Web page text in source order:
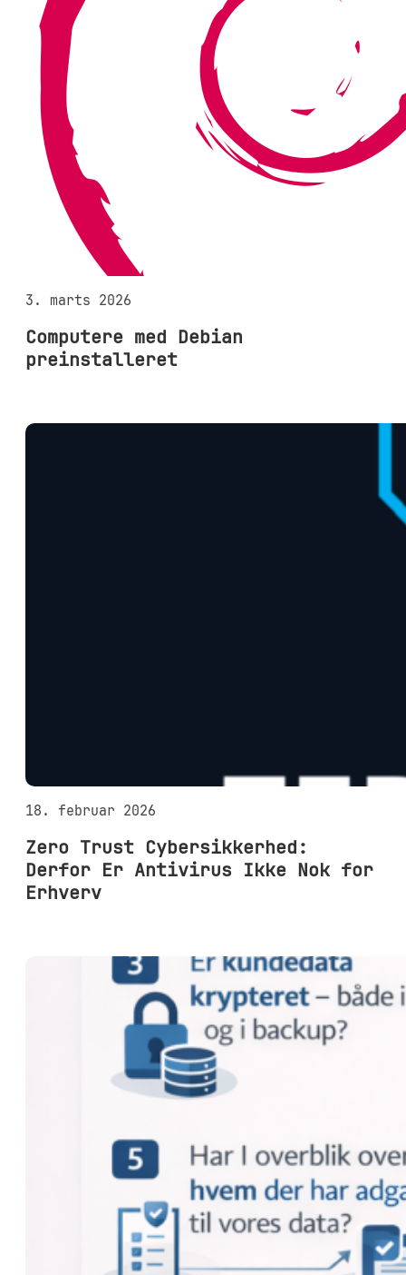
3. marts 2026
Computere med Debian
preinstalleret
18. februar 2026
Zero Trust Cybersikkerhed:
Derfor Er Antivirus Ikke Nok for
Erhverv